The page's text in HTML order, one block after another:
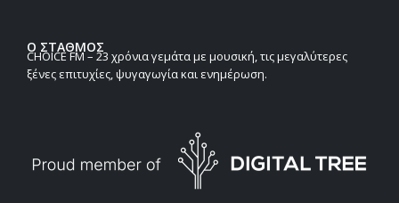
Ο ΣΤΑΘΜΟΣ
CHOICE FM – 23 χρόνια γεμάτα με μουσική, τις μεγαλύτερες
ξένες επιτυχίες, ψυγαγωγία και ενημέρωση.